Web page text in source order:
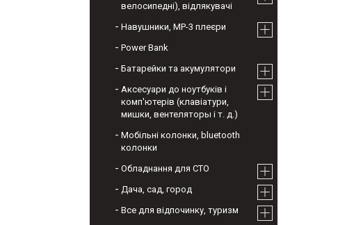
велосипедні), відлякувачі
Навушники, МР-3 плеєри
Power Bank
Батарейки та акумулятори
Аксесуари до ноутбуків і
комп'ютерів (клавіатури,
мишки, вентеляторы і т. д.)
Мобільні колонки, bluetooth
колонки
Обладнання для СТО
Дача, сад, город
Все для відпочинку, туризм